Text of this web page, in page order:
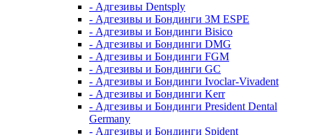
- Адгезивы Dentsply
- Адгезивы и Бондинги 3M ESPE
- Адгезивы и Бондинги Bisico
- Адгезивы и Бондинги DMG
- Адгезивы и Бондинги FGM
- Адгезивы и Бондинги GC
- Адгезивы и Бондинги Ivoclar-Vivadent
- Адгезивы и Бондинги Kerr
- Адгезивы и Бондинги President Dental
Germany
- Адгезивы и Бондинги Spident